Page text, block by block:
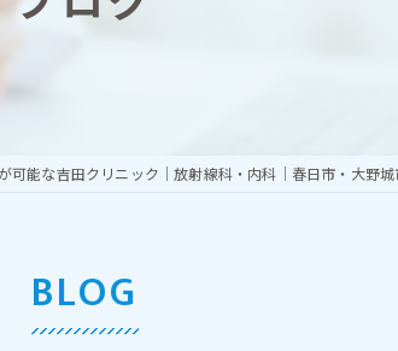
脳MRI - 脳ドック -
前立腺MRI
乳房MRI
可能な吉田クリニック｜放射線科・内科｜春日市・大野
BLOG